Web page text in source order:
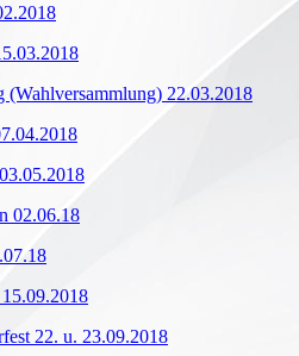
(Wahlversammlung) 22.03.2018
02.06.18
22. u. 23.09.2018